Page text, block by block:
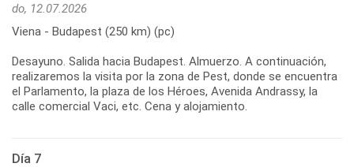
do, 12.07.2026
Viena - Budapest (250 km) (pc)
Desayuno. Salida hacia Budapest. Almuerzo. A continuación,
realizaremos la visita por la zona de Pest, donde se encuentra
el Parlamento, la plaza de los Héroes, Avenida Andrassy, la
calle comercial Vaci, etc. Cena y alojamiento.
Día 7